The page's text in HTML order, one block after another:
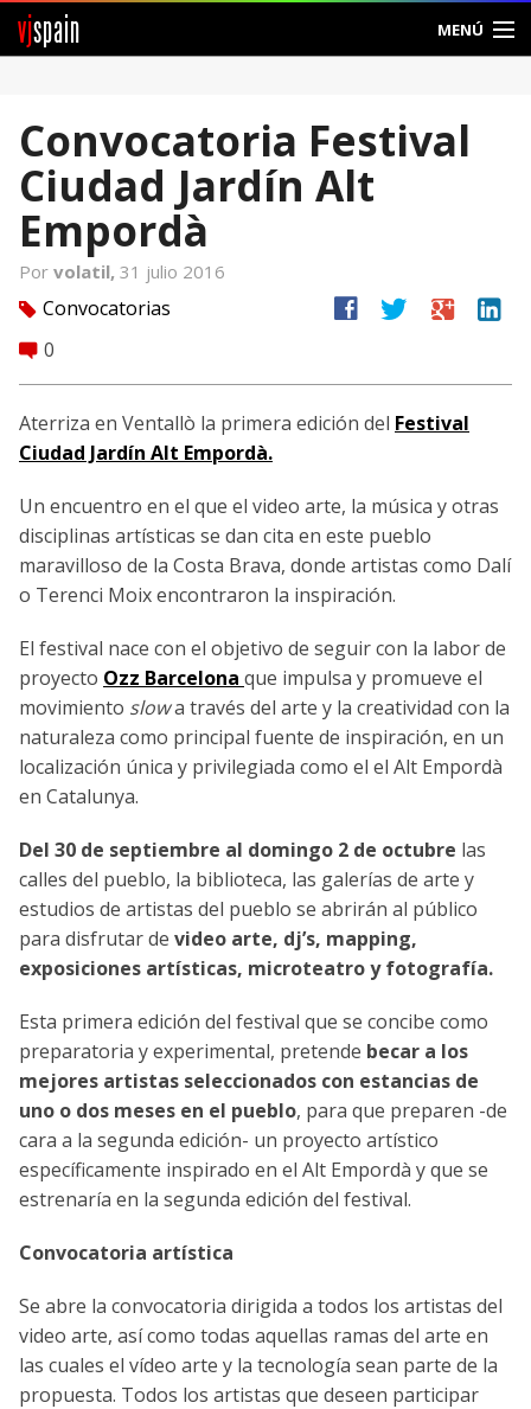
vjspain MENÚ
Foros
Noticias
Ayuda
Entrar
Convocatoria Festival
Ciudad Jardín Alt
Empordà
Por volatil, 31 julio 2016
tag Convocatorias
comment 0
facebook twitter google linkedin
Aterriza en Ventallò la primera edición del Festival
Ciudad Jardín Alt Empordà.
Un encuentro en el que el video arte, la música y otras
disciplinas artísticas se dan cita en este pueblo
maravilloso de la Costa Brava, donde artistas como Dalí
o Terenci Moix encontraron la inspiración.
El festival nace con el objetivo de seguir con la labor de
proyecto Ozz Barcelona que impulsa y promueve el
movimiento slowa través del arte y la creatividad con la
naturaleza como principal fuente de inspiración, en un
localización única y privilegiada como el el Alt Empordà
en Catalunya.
Del 30 de septiembre al domingo 2 de octubre las
calles del pueblo, la biblioteca, las galerías de arte y
estudios de artistas del pueblo se abrirán al público
para disfrutar de video arte, dj’s, mapping,
exposiciones artísticas, microteatro y fotografía.
Esta primera edición del festival que se concibe como
preparatoria y experimental, pretende becar a los
mejores artistas seleccionados con estancias de
uno o dos meses en el pueblo, para que preparen -de
cara a la segunda edición- un proyecto artístico
específicamente inspirado en el Alt Empordà y que se
estrenaría en la segunda edición del festival.
Convocatoria artística
Se abre la convocatoria dirigida a todos los artistas del
video arte, así como todas aquellas ramas del arte en
las cuales el vídeo arte y la tecnología sean parte de la
propuesta. Todos los artistas que deseen participar